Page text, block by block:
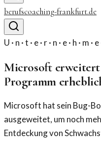
berufscoaching-frankfurt.de
U · n · t · e · r · n · e · h · m · e
Microsoft
Programm
Microsoft hat sein Bug-
ausgeweitet, um noch
Entdeckung von